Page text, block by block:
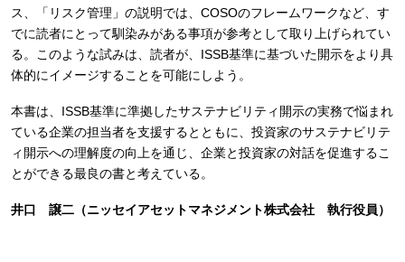
ス、「リスク管理」の説明では、COSOのフレームワークなど、す
でに読者にとって馴染みがある事項が参考として取り上げられてい
る。このような試みは、読者が、ISSB基準に基づいた開示をより具
体的にイメージすることを可能にしよう。
本書は、ISSB基準に準拠したサステナビリティ開示の実務で悩まれ
ている企業の担当者を支援するとともに、投資家のサステナビリテ
ィ開示への理解度の向上を通じ、企業と投資家の対話を促進するこ
とができる最良の書と考えている。
井口 譲二（ニッセイアセットマネジメント株式会社 執行役員）